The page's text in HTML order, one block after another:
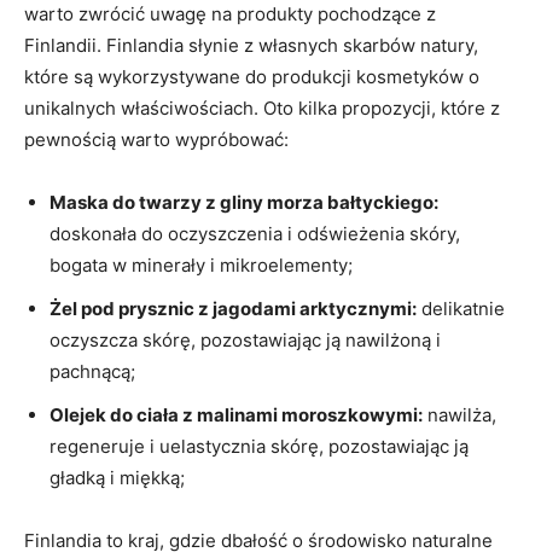
warto ⁢zwrócić uwagę na produkty pochodzące z‌
Finlandii. Finlandia słynie z własnych‌ skarbów natury,
które są⁣ wykorzystywane do produkcji​ kosmetyków o⁣
unikalnych⁢ właściwościach. Oto kilka propozycji, które‍ z
pewnością warto ‍wypróbować:
Maska do‌ twarzy z gliny morza bałtyckiego:
doskonała do oczyszczenia i odświeżenia skóry,
bogata w minerały i mikroelementy;
Żel ⁢pod ​prysznic z jagodami arktycznymi: delikatnie
oczyszcza skórę, pozostawiając ją nawilżoną i
pachnącą;
Olejek do ciała z malinami moroszkowymi: nawilża,
regeneruje i uelastycznia skórę, pozostawiając ją
gładką i⁢ miękką;
Finlandia ​to ​kraj, gdzie dbałość o środowisko naturalne